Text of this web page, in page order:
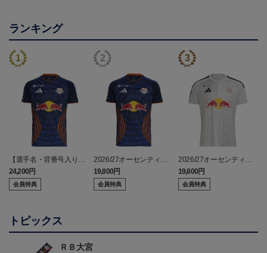
ランキング
【選手名・背番号入り】
2026/27オーセンティッ
クユニフォーム（フィー
ルド1st）
24,200円
会員特典
2026/27オーセンティッ
クユニフォーム（フィー
ルド1st）
19,800円
会員特典
2026/27オーセンティッ
クユニフォーム（フィー
ルド2nd）
19,800円
会員特典
トピックス
ＲＢ大宮